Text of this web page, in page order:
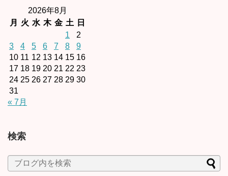
2026年8月
月
火 水 木 金 土
日
1
2
3
4 5 6 7 8
9
10 11 12 13 14 15 16
17 18 19 20 21 22 23
24 25 26 27 28 29 30
31
« 7月
検索